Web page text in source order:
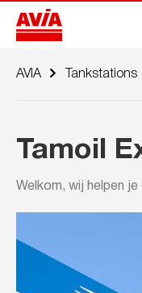
AVIA Tankstations
Tamoil
Welkom, wij helpen je